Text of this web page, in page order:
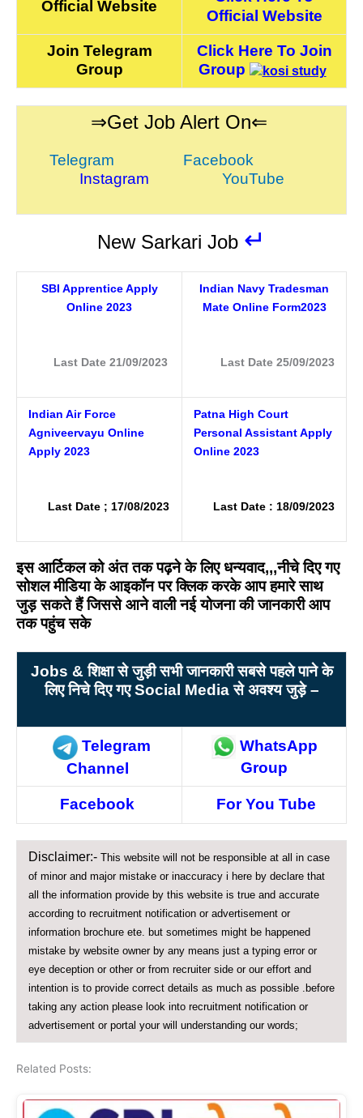
Official Website
Official Website
Join Telegram
Group
Click Here To Join
Group
⇒Get Job Alert On⇐
Telegram
Facebook
Instagram
YouTube
New Sarkari Job ↵
SBI Apprentice Apply
Online 2023
Last Date 21/09/2023
Indian Navy Tradesman
Mate Online Form2023
Last Date 25/09/2023
Indian Air Force
Agniveervayu Online
Apply 2023
Last Date ; 17/08/2023
Patna High Court
Personal Assistant Apply
Online 2023
Last Date : 18/09/2023
इस आर्टिकल को अंत तक पढ़ने के लिए धन्यवाद,,,नीचे दिए गए
सोशल मीडिया के आइकॉन पर क्लिक करके आप हमारे साथ
जुड़ सकते हैं जिससे आने वाली नई योजना की जानकारी आप
तक पहुंच सके
Jobs & शिक्षा से जुड़ी सभी जानकारी सबसे पहले पाने के
लिए निचे दिए गए Social Media से अवश्य जुड़े –
Telegram
Channel
WhatsApp
Group
Facebook For You Tube
Disclaimer:-This website will not be responsible at all in case
of minor and major mistake or inaccuracy i here by declare that
all the information provide by this website is true and accurate
according to recruitment notification or advertisement or
information brochure ete. but sometimes might be happened
mistake by website owner by any means just a typing error or
eye deception or other or from recruiter side or our effort and
intention is to provide correct details as much as possible .before
taking any action please look into recruitment notification or
advertisement or portal your will understanding our words;
Related Posts: